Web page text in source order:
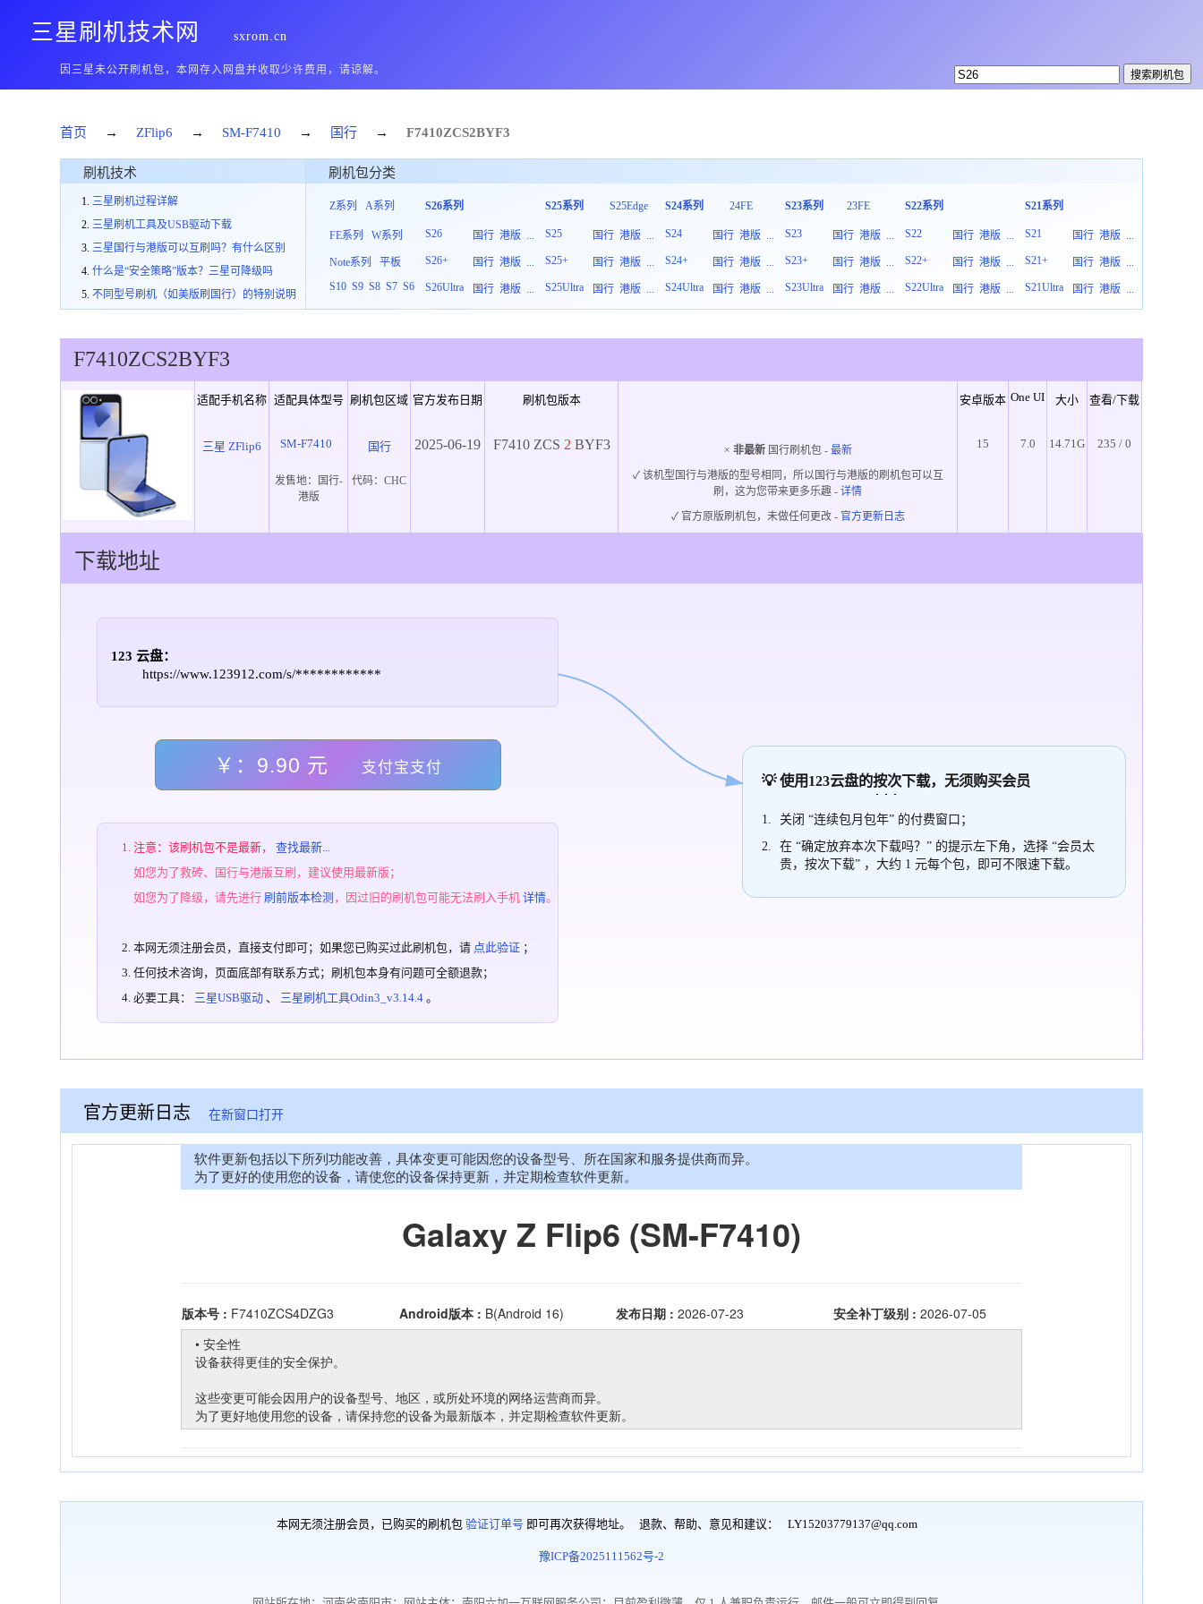
三星刷机技术网 sxrom.cn
因三星未公开刷机包，本网存入网盘并收取少许费用，请谅解。
首页 → ZFlip6 → SM-F7410 → 国行 → F7410ZCS2BYF3
刷机技术
三星刷机过程详解
三星刷机工具及USB驱动下载
三星国行与港版可以互刷吗？有什么区别
什么是“安全策略”版本？三星可降级吗
不同型号刷机（如美版刷国行）的特别说明
刷机包分类
Z系列 A系列
FE系列 W系列
Note系列
平板
S10 S9 S8 S7 S6
S26系列
S26 国行 港版 ...
S26+
国行 港版 ...
S26Ultra
国行 港版 ...
S25系列 S25Edge
S25 国行 港版 ...
S25+
国行 港版 ...
S25Ultra
国行 港版 ...
S24系列 24FE
S24 国行 港版 ...
S24+
国行 港版 ...
S24Ultra
国行 港版 ...
S23系列 23FE
S23 国行 港版 ...
S23+
国行 港版 ...
S23Ultra
国行 港版 ...
S22系列
S22 国行 港版 ...
S22+
国行 港版 ...
S22Ultra
国行 港版 ...
S21系列
S21 国行 港版 ...
S21+
国行 港版 ...
S21Ultra
国行 港版 ...
F7410ZCS2BYF3
适配手机名称 适配具体型号 刷机包区域 官方发布日期 刷机包版本 安卓版本 One UI 大小 查看/下载
三星 ZFlip6 SM-F7410 国行 2025-06-19 F7410 ZCS 2 BYF3 × 非最新国行刷机包 - 最新
✓ 该机型国行与港版的型号相同，所以国行与港版的刷机包可以互
刷，这为您带来更多乐趣 -详情
✓ 官方原版刷机包，未做任何更改 - 官方更新日志
15 7.0 14.71G 235 / 0
发售地：
国行-
港版
代码：CHC
下载地址
123 云盘：
https://www.123912.com/s/************
￥：9.90 元 支付宝支付
注意：该刷机包不是最新，查找最新...
如您为了救砖、国行与港版互刷，建议使用最新版；
如您为了降级，请先进行 刷前版本检测 ，因过旧的刷机包可能无法刷入手机详情。
本网无须注册会员，直接支付即可；如果您已购买过此刷机包，请 点此验证 ；
任何技术咨询，页面底部有联系方式；刷机包本身有问题可全额退款；
必要工具： 三星USB驱动 、 三星刷机工具Odin3_v3.14.4 。
💡 使用123云盘的按次下载，无须购买会员
关闭 “连续包月包年” 的付费窗口；
在 “确定放弃本次下载吗？” 的提示左下角，选择 “会员太
贵，按次下载” ，大约 1 元每个包，即可不限速下载。
官方更新日志在新窗口打开
本网无须注册会员，已购买的刷机包 验证订单号 即可再次获得地址。 退款、帮助、意见和建议： LY15203779137@qq.com
豫ICP备2025111562号-2